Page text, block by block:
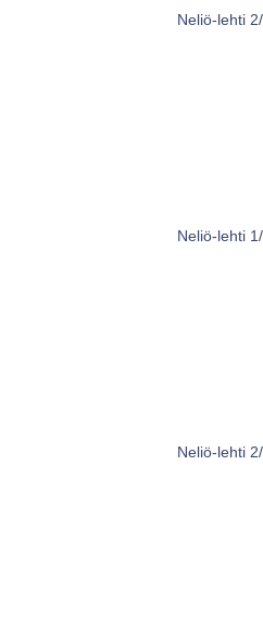
Neliö-lehti
Neliö-lehti
Neliö-lehti